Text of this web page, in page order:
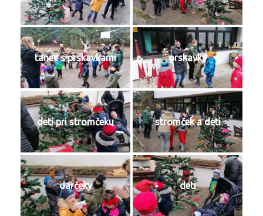
tanec s prskavkami prskavky
deti pri stromčeku stromček a deti
darčeky deti